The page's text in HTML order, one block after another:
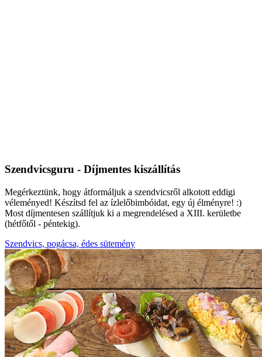
Szendvicsguru - Díjmentes kiszállítás
Megérkeztünk, hogy átformáljuk a szendvicsről alkotott eddigi
véleményed! Készítsd fel az ízlelőbimbóidat, egy új élményre! :)
Most díjmentesen szállítjuk ki a megrendelésed a XIII. kerületbe
(hétfőtől - péntekig).
Szendvics, pogácsa, édes sütemény